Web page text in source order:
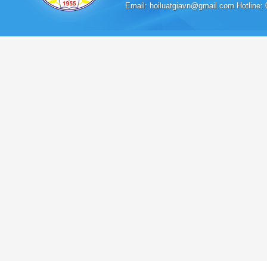
Email: hoiluatgiavn@gmail.com Hotline: